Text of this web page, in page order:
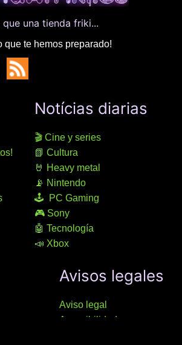
que una tienda friki...
que te hemos preparado!
Notícias diarias
🎬 Cine y series
📗 Cultura
🤘 Heavy metal
📡 Nintendo
🕹 PC Gaming
🎮 Sony
🤖 Tecnología
📣 Xbox
Avisos legales
Aviso legal
Accesibilidad